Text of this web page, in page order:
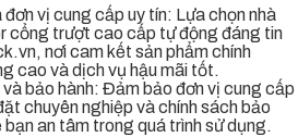
đơn vị cung cấp uy tín: Lựa chọn nhà
cổng trượt cao cấp tự động đáng tin
nơi cam kết sản phẩm chính
cao và dịch vụ hậu mãi tốt.
bảo hành: Đảm bảo đơn vị cung cấp
chuyên nghiệp và chính sách bảo
bạn an tâm trong quá trình sử dụng.